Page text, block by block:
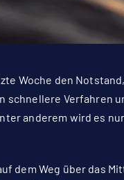
Woche den
schnellere Verfahren
anderem wird es
dem Weg über das